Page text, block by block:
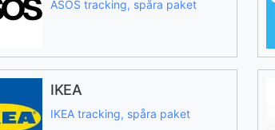
ASOS tracking, spåra paket
IKEA
IKEA tracking, spåra paket